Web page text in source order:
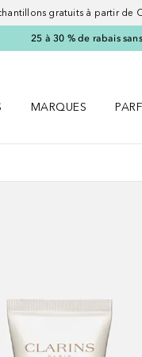
gratuits à partir de
25 à 30 % de rabais
MARQUES